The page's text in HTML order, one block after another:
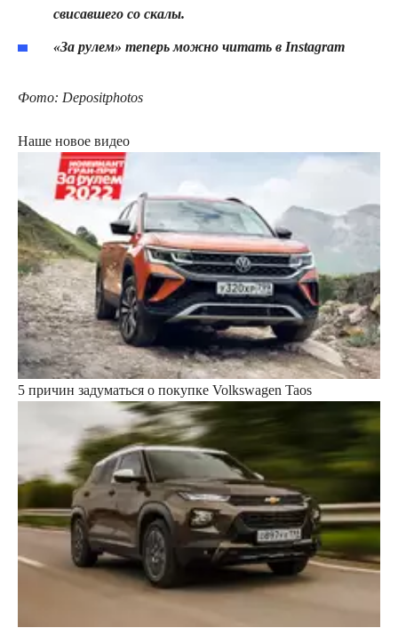
свисавшего со скалы.
«За рулем» теперь можно читать в Instagram
Фото: Depositphotos
Наше новое видео
5 причин задуматься о покупке Volkswagen Taos